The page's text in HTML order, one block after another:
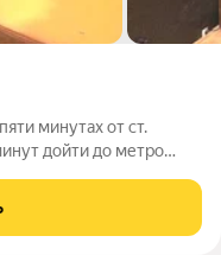
минутах от ст.
дойти до метро
соответствует фото.